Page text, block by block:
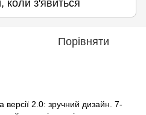
коли з'явиться
Порівняти
версії 2.0: зручний дизайн. 7-